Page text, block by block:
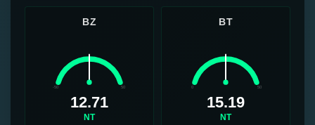
BZ
-50 50
12.71
NT
BT
0 50
15.19
NT